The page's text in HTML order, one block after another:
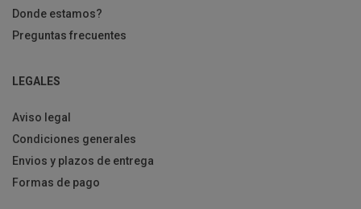
Donde estamos?
Preguntas frecuentes
LEGALES
Aviso legal
Condiciones generales
Envios y plazos de entrega
Formas de pago